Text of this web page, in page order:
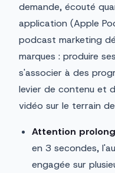
demande, écouté
application (Apple
podcast marketing
marques : produire
s'associer à des
levier de contenu et
vidéo sur le terrain
Attention
en 3 secondes,
engagée sur